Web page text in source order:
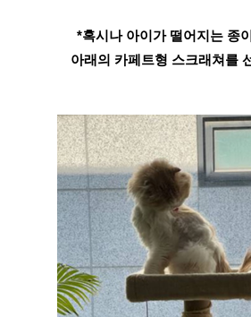
*혹시나 아이가 떨어지는 종
아래의 카페트형 스크래쳐를